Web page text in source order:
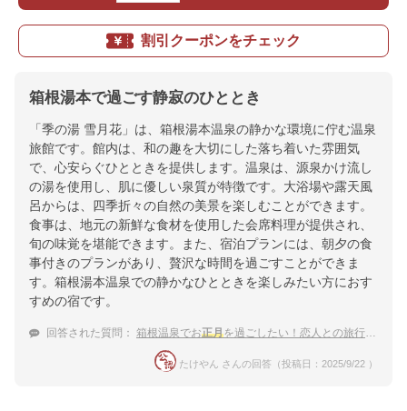
割引クーポンをチェック
箱根湯本で過ごす静寂のひととき
「季の湯 雪月花」は、箱根湯本温泉の静かな環境に佇む温泉
旅館です。館内は、和の趣を大切にした落ち着いた雰囲気
で、心安らぐひとときを提供します。温泉は、源泉かけ流し
の湯を使用し、肌に優しい泉質が特徴です。大浴場や露天風
呂からは、四季折々の自然の美景を楽しむことができます。
食事は、地元の新鮮な食材を使用した会席料理が提供され、
旬の味覚を堪能できます。また、宿泊プランには、朝夕の食
事付きのプランがあり、贅沢な時間を過ごすことができま
す。箱根湯本温泉での静かなひとときを楽しみたい方におす
すめの宿です。
回答された質問： 箱根温泉でお正月を過ごしたい！恋人との旅行におすすめな3万円以内で泊まれる宿
たけやん さんの回答（投稿日：2025/9/22 ）